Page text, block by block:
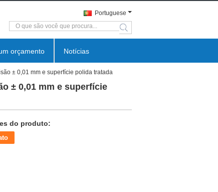
Portuguese
search
orçamento Notícias
± 0,01 mm e superfície polida tratada
± 0,01 mm e superfície
do produto: